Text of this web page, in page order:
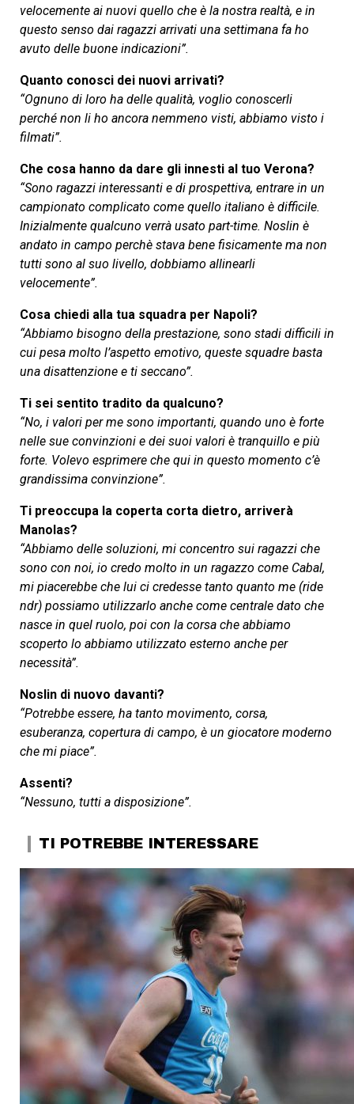
velocemente ai nuovi quello che è la nostra realtà, e in
questo senso dai ragazzi arrivati una settimana fa ho
avuto delle buone indicazioni”.
Quanto conosci dei nuovi arrivati?
“Ognuno di loro ha delle qualità, voglio conoscerli
perché non li ho ancora nemmeno visti, abbiamo visto i
filmati”.
Che cosa hanno da dare gli innesti al tuo Verona?
“Sono ragazzi interessanti e di prospettiva, entrare in un
campionato complicato come quello italiano è difficile.
Inizialmente qualcuno verrà usato part-time. Noslin è
andato in campo perchè stava bene fisicamente ma non
tutti sono al suo livello, dobbiamo allinearli
velocemente”.
Cosa chiedi alla tua squadra per Napoli?
“Abbiamo bisogno della prestazione, sono stadi difficili in
cui pesa molto l’aspetto emotivo, queste squadre basta
una disattenzione e ti seccano”.
Ti sei sentito tradito da qualcuno?
“No, i valori per me sono importanti, quando uno è forte
nelle sue convinzioni e dei suoi valori è tranquillo e più
forte. Volevo esprimere che qui in questo momento c’è
grandissima convinzione”.
Ti preoccupa la coperta corta dietro, arriverà
Manolas?
“Abbiamo delle soluzioni, mi concentro sui ragazzi che
sono con noi, io credo molto in un ragazzo come Cabal,
mi piacerebbe che lui ci credesse tanto quanto me (ride
ndr) possiamo utilizzarlo anche come centrale dato che
nasce in quel ruolo, poi con la corsa che abbiamo
scoperto lo abbiamo utilizzato esterno anche per
necessità”.
Noslin di nuovo davanti?
“Potrebbe essere, ha tanto movimento, corsa,
esuberanza, copertura di campo, è un giocatore moderno
che mi piace”.
Assenti?
“Nessuno, tutti a disposizione”.
TI POTREBBE INTERESSARE